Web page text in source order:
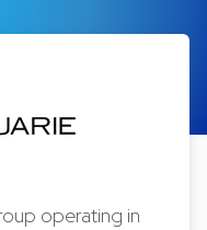
operating in